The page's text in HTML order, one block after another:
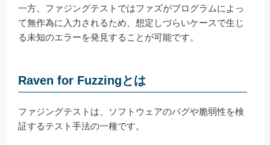
一方、ファジングテストではファズがプログラムによっ
て無作為に入力されるため、想定しづらいケースで生じ
る未知のエラーを発見することが可能です。
Raven for Fuzzingとは
ファジングテストは、ソフトウェアのバグや脆弱性を検
証するテスト手法の一種です。